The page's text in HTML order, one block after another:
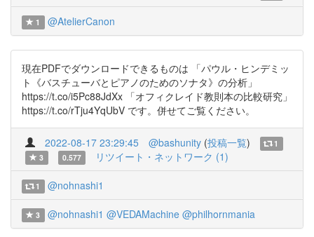
1 @AtelierCanon
現在PDFでダウンロードできるものは 「パウル・ヒンデミッ
ト《バスチューバとピアノのためのソナタ》の分析」
https://t.co/i5Pc88JdXx 「オフィクレイド教則本の比較研究」
https://t.co/rTju4YqUbV です。併せてご覧ください。
2022-08-17 23:29:45 @bashunity (投稿一覧)
1
3
0.577 リツイート・ネットワーク (1)
1 @nohnashi1
3 @nohnashi1 @VEDAMachine @philhornmania